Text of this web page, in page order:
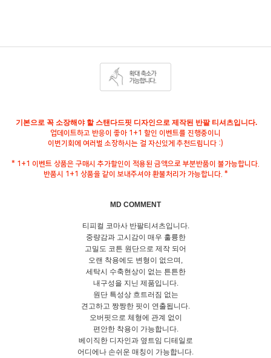
기본으로 꼭 소장해야 할 스탠다드핏 디자인으로 제작된 반팔 티셔츠입니다.
업데이트하고 반응이 좋아 1+1 할인 이벤트를 진행중이니
이번기회에 여러벌 소장하시는 걸 자신있게 추천드립니다 :)
* 1+1 이벤트 상품은 구매시 추가할인이 적용된 금액으로 부분반품이 불가능합니다.
반품시 1+1 상품을 같이 보내주셔야 환불처리가 가능합니다. *
MD COMMENT
티피컬 코마사 반팔티셔츠입니다.
중량감과 고시감이 매우 훌륭한
고밀도 코튼 원단으로 제작 되어
오랜 착용에도 변형이 없으며,
세탁시 수축현상이 없는 튼튼한
내구성을 지닌 제품입니다.
원단 특성상 흐트러짐 없는
견고하고 짱짱한 핏이 연출됩니다.
오버핏으로 체형에 관계 없이
편안한 착용이 가능합니다.
베이직한 디자인과 옆트임 디테일로
어디에나 손쉬운 매칭이 가능합니다.